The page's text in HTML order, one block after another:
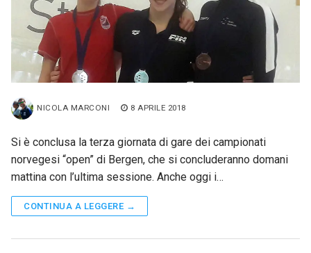
NICOLA MARCONI 8 APRILE 2018
Si è conclusa la terza giornata di gare dei campionati
norvegesi “open” di Bergen, che si concluderanno domani
mattina con l’ultima sessione. Anche oggi i…
CONTINUA A LEGGERE →